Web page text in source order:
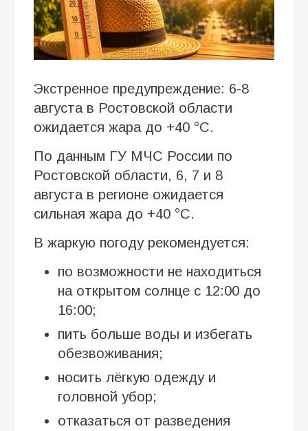
Экстренное предупреждение: 6-8
августа в Ростовской области
ожидается жара до +40 °C.
По данным ГУ МЧС России по
Ростовской области, 6, 7 и 8
августа в регионе ожидается
сильная жара до +40 °C.
В жаркую погоду рекомендуется:
по возможности не находиться
на открытом солнце с 12:00 до
16:00;
пить больше воды и избегать
обезвоживания;
носить лёгкую одежду и
головной убор;
отказаться от разведения